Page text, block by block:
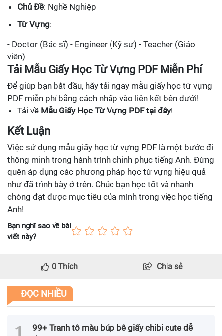
Chủ Đề: Nghề Nghiệp
Từ Vựng:
- Doctor (Bác sĩ) - Engineer (Kỹ sư) - Teacher (Giáo
viên)
Tải Mẫu Giấy Học Từ Vựng PDF Miễn Phí
Để giúp bạn bắt đầu, hãy tải ngay mẫu giấy học từ vựng
PDF miễn phí bằng cách nhấp vào liên kết bên dưới!
Tải về Mẫu Giấy Học Từ Vựng PDF tại đây!
Kết Luận
Việc sử dụng mẫu giấy học từ vựng PDF là một bước đi
thông minh trong hành trình chinh phục tiếng Anh. Đừng
quên áp dụng các phương pháp học từ vựng hiệu quả
như đã trình bày ở trên. Chúc bạn học tốt và nhanh
chóng đạt được mục tiêu của mình trong việc học tiếng
Anh!
Bạn nghĩ sao về bài
viết này?
0 Thích Chia sẻ
ĐỌC NHIỀU
99+ Tranh tô màu búp bê giấy chibi cute dễ